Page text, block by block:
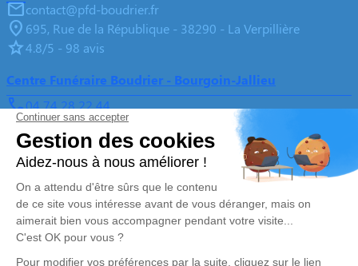
contact@pfd-boudrier.fr
695, Rue de la République - 38290 - La Verpillière
4.8/5 - 98 avis
Centre Funéraire Boudrier - Bourgoin-Jallieu
04 74 28 22 44
contact@pfd-boudrier.fr
31, Rue Lavoisier - 38300 - Bourgoin-Jallieu
4.6/5 - 442 avis
Nos Services
Organiser des obsèques
Monuments funéraires
Services aux familles
Liens utiles
Avis de décès
Demande de rendez-vous en